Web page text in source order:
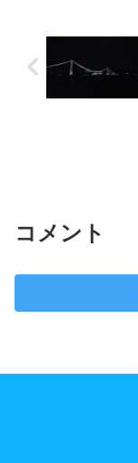
コメント